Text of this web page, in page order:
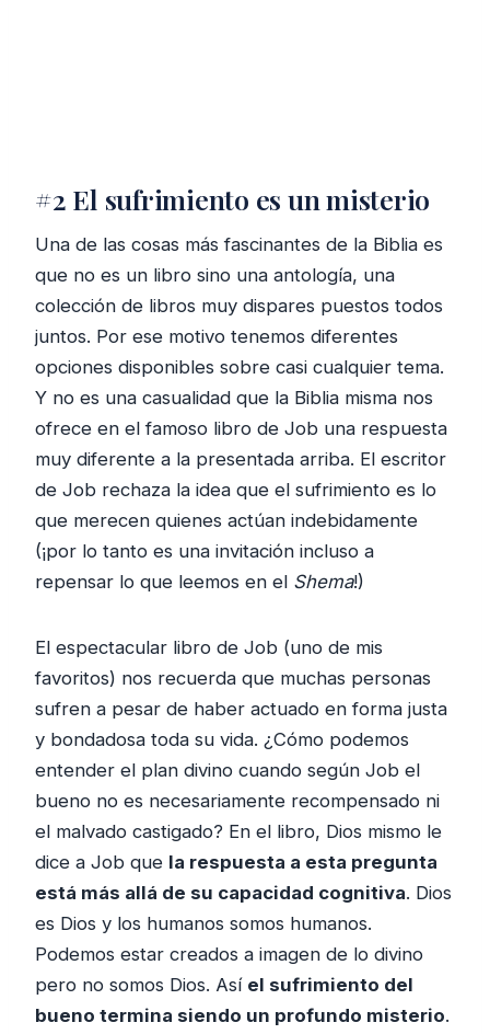
#2 El sufrimiento es un misterio
Una de las cosas más fascinantes de la Biblia es
que no es un libro sino una antología, una
colección de libros muy dispares puestos todos
juntos. Por ese motivo tenemos diferentes
opciones disponibles sobre casi cualquier tema.
Y no es una casualidad que la Biblia misma nos
ofrece en el famoso libro de Job una respuesta
muy diferente a la presentada arriba. El escritor
de Job rechaza la idea que el sufrimiento es lo
que merecen quienes actúan indebidamente
(¡por lo tanto es una invitación incluso a
repensar lo que leemos en el Shema!)
El espectacular libro de Job (uno de mis
favoritos) nos recuerda que muchas personas
sufren a pesar de haber actuado en forma justa
y bondadosa toda su vida. ¿Cómo podemos
entender el plan divino cuando según Job el
bueno no es necesariamente recompensado ni
el malvado castigado? En el libro, Dios mismo le
dice a Job que la respuesta a esta pregunta
está más allá de su capacidad cognitiva. Dios
es Dios y los humanos somos humanos.
Podemos estar creados a imagen de lo divino
pero no somos Dios. Así el sufrimiento del
bueno termina siendo un profundo misterio.